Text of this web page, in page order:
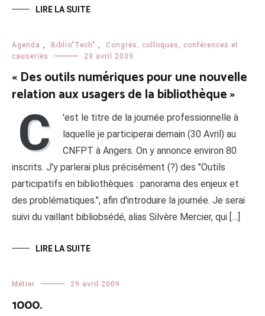
LIRE LA SUITE
Agenda Biblio"Tech"
Congrès, colloques, conférences et
causeries
29 avril 2009
« Des outils numériques pour une nouvelle
relation aux usagers de la bibliothèque »
C
'est le titre de la journée professionnelle à
laquelle je participerai demain (30 Avril) au
CNFPT à Angers. On y annonce environ 80
inscrits. J'y parlerai plus précisément (?) des "Outils
participatifs en bibliothèques : panorama des enjeux et
des problématiques.", afin d'introduire la journée. Je serai
suivi du vaillant bibliobsédé, alias Silvère Mercier, qui […]
LIRE LA SUITE
Métier 29 avril 2009
1000.